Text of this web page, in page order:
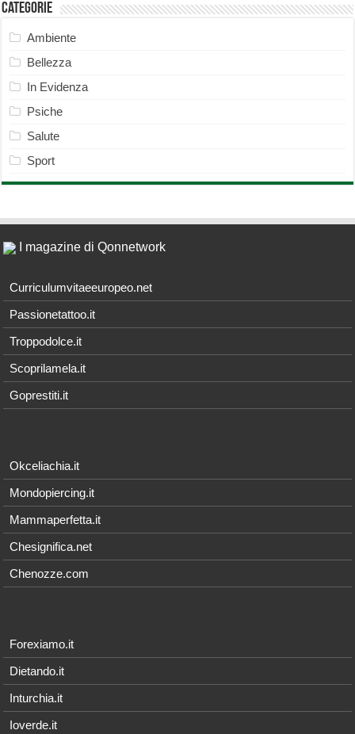
Categorie
Ambiente
Bellezza
In Evidenza
Psiche
Salute
Sport
I magazine di Qonnetwork
Curriculumvitaeeuropeo.net
Passionetattoo.it
Troppodolce.it
Scoprilamela.it
Goprestiti.it
Okceliachia.it
Mondopiercing.it
Mammaperfetta.it
Chesignifica.net
Chenozze.com
Forexiamo.it
Dietando.it
Inturchia.it
Ioverde.it